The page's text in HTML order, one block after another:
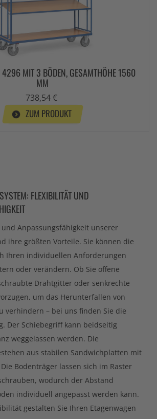
4296 MIT 3 BÖDEN, GESAMTHÖHE 1560
MM
738,54 €
ZUM PRODUKT
FLEXIBILITÄT UND
Anpassungsfähigkeit unserer
ihre größten Vorteile. Sie können die
Ihren individuellen Anforderungen
oder verändern. Ob Sie offene
Drahtgitter oder senkrechte
um das Herunterfallen von
verhindern – bei uns finden Sie die
Der Schiebegriff kann beidseitig
weggelassen werden. Die
aus stabilen Sandwichplatten mit
Bodenträger lassen sich im Raster
wodurch der Abstand
individuell angepasst werden kann.
gestalten Sie Ihren Etagenwagen